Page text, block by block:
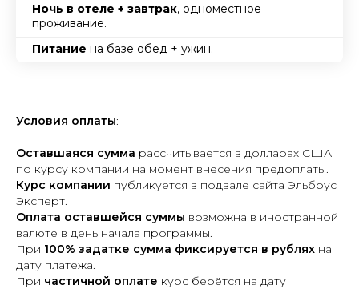
Ночь в отеле + завтрак, одноместное
проживание.
Питание на базе обед + ужин.
Условия оплаты:
Оставшаяся сумма рассчитывается в долларах США
по курсу компании на момент внесения предоплаты.
Курс компании публикуется в подвале сайта Эльбрус
Эксперт.
Оплата оставшейся суммы возможна в иностранной
валюте в день начала программы.
При 100% задатке сумма фиксируется в рублях на
дату платежа.
При частичной оплате курс берётся на дату